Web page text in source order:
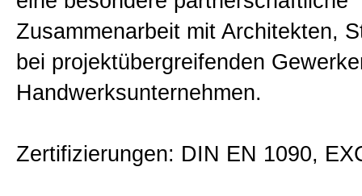
Zusammenarbeit mit Architekten,
bei projektübergreifenden
Handwerksunternehmen.
Zertifizierungen: DIN EN 1090,